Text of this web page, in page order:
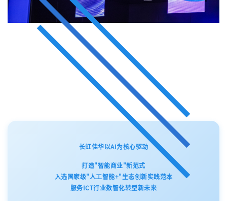
长虹佳华以AI为核心驱动
打造"智能商业"新范式
入选国家级"人工智能+"生态创新实践范本
服务ICT行业数智化转型新未来